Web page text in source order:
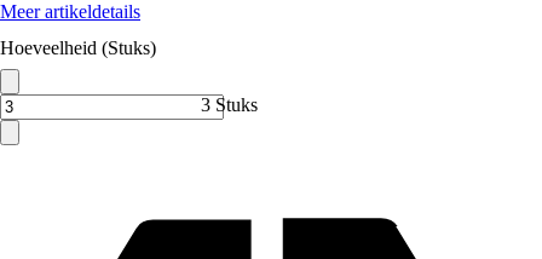
Meer artikeldetails
Hoeveelheid (Stuks)
3 Stuks